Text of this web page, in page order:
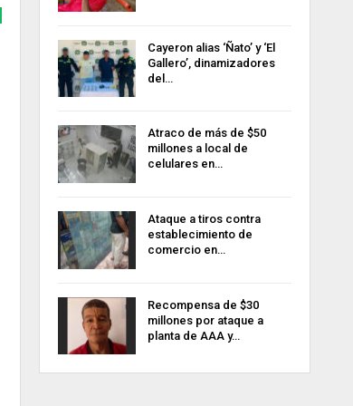
Cayeron alias ‘Ñato’ y ‘El
Gallero’, dinamizadores
del…
Atraco de más de $50
millones a local de
celulares en…
Ataque a tiros contra
establecimiento de
comercio en…
Recompensa de $30
millones por ataque a
planta de AAA y…